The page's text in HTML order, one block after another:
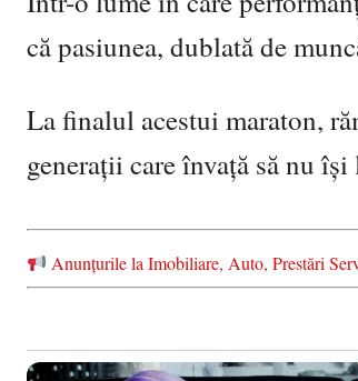
că pasiunea, dublată de
La finalul acestui maraton,
generații care învață să nu
Anunțurile la Imobiliare, Auto, Prestări